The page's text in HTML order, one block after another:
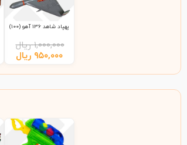
پهپاد شاهد 136 آهو (100)
۱,۰۰۰,۰۰۰ ریال
۹۵۰,۰۰۰ ریال